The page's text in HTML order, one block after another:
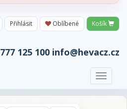
Přihlásit Oblíbené Košík
777 125 100 info@hevacz.cz
Toggle